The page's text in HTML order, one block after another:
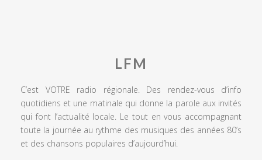
LFM
C’est VOTRE radio régionale. Des rendez-vous d’info
quotidiens et une matinale qui donne la parole aux invités
qui font l’actualité locale. Le tout en vous accompagnant
toute la journée au rythme des musiques des années 80’s
et des chansons populaires d’aujourd’hui.